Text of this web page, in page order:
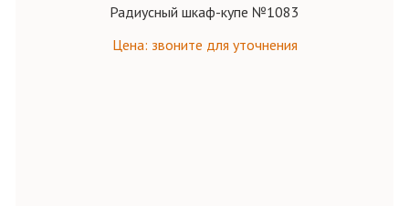
Радиусный шкаф-купе №1083
Цена: звоните для уточнения